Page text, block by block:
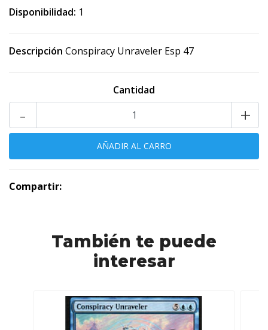
Disponibilidad: 1
Descripción Conspiracy Unraveler Esp 47
Cantidad
+
-
Compartir:
También te puede
interesar